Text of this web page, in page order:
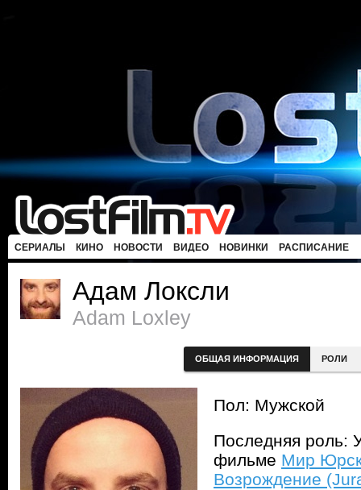
СЕРИАЛЫ КИНО НОВОСТИ ВИДЕО НОВИНКИ РАСПИСАНИЕ
Адам Локсли
Adam Loxley
ОБЩАЯ ИНФОРМАЦИЯ РОЛИ
Пол: Мужской
Последняя роль:
фильме Мир
Возрождение